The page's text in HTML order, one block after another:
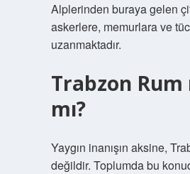
Alplerinden buraya gelen
askerlere, memurlara ve
uzanmaktadır.
Trabzon Rum
mı?
Yaygın inanışın aksine,
değildir. Toplumda bu